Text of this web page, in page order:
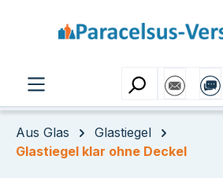
Aus Glas
Glastiegel
Glastiegel klar ohne Deckel